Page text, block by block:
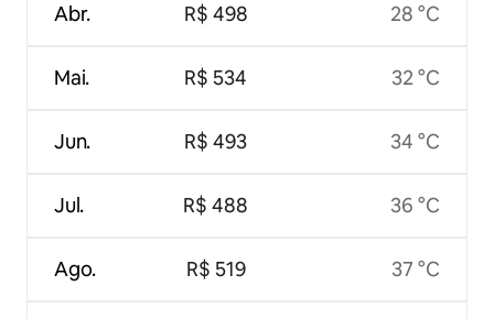
Abr.
Mai.
Jun.
Jul.
Ago.
R$ 498
R$ 534
R$ 493
R$ 488
R$ 519
28 °C
32 °C
34 °C
36 °C
37 °C